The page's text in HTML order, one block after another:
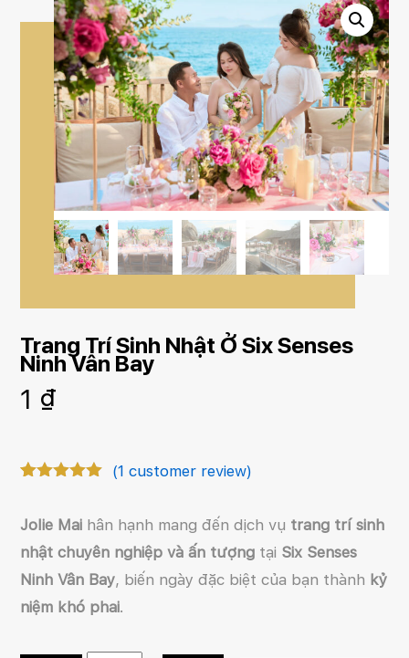
Trang Trí Sinh Nhật Ở Six Senses
Ninh Vân Bay
1 ₫
based on
rating
(1 customer review)
Jolie Mai hân hạnh mang đến dịch vụ trang trí sinh
nhật chuyên nghiệp và ấn tượng tại Six Senses
Ninh Vân Bay, biến ngày đặc biệt của bạn thành kỷ
niệm khó phai.